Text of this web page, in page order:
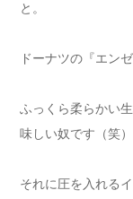
と。
ドーナツの『エン
ふっくら柔らかい
味しい奴です（笑）
それに圧を入れる